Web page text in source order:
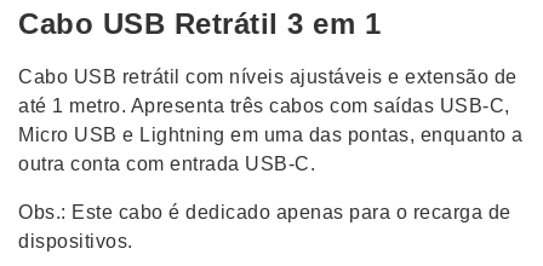
Cabo USB Retrátil 3 em 1
Cabo USB retrátil com níveis ajustáveis e extensão de
até 1 metro. Apresenta três cabos com saídas USB-C,
Micro USB e Lightning em uma das pontas, enquanto a
outra conta com entrada USB-C.
Obs.: Este cabo é dedicado apenas para o recarga de
dispositivos.